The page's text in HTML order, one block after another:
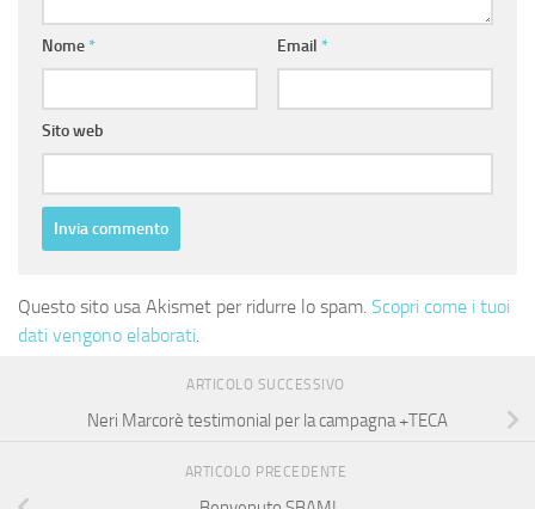
Nome * Email *
Sito web
Questo sito usa Akismet per ridurre lo spam. Scopri come i tuoi
dati vengono elaborati.
ARTICOLO SUCCESSIVO
Neri Marcorè testimonial per la campagna +TECA
ARTICOLO PRECEDENTE